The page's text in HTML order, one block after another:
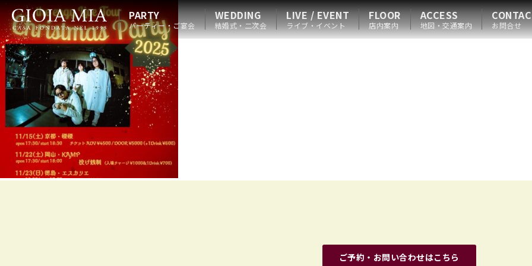
PARTY
パーティー・ご宴会
WEDDING
結婚式・二次会
LIVE / EVENT
ライブ・イベント
FLOOR
店内案内
ACCESS
地図・交通案内 お問合せ
ご予約・お問い合わせはこちら